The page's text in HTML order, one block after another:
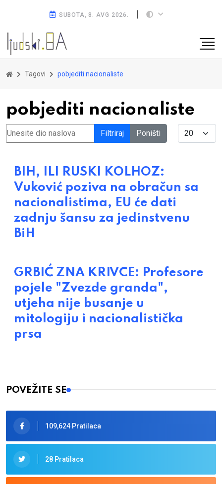
SUBOTA, 8. AVG 2026.
Tagovi pobjediti nacionaliste
pobjediti nacionaliste
Unesite dio naslova Filtriraj Poništi Display #
BIH, ILI RUSKI KOLHOZ:
Vuković poziva na obračun sa
nacionalistima, EU će dati
zadnju šansu za jedinstvenu
BiH
GRBIĆ ZNA KRIVCE: Profesore
pojele "Zvezde granda",
utjeha nije busanje u
mitologiju i nacionalistička
prsa
POVEŽITE SE
109,624 Pratilaca
28 Pratilaca